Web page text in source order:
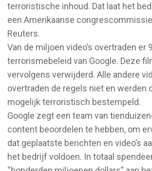
terroristische inhoud. Dat laat het
een Amerikaanse
Reuters.
Van de miljoen video’s overtraden er
terrorismebeleid van Google. Deze
vervolgens verwijderd. Alle andere
overtraden de regels niet en werden
mogelijk terroristisch bestempeld.
Google zegt een team van
content beoordelen te hebben, om
dat geplaatste berichten en video’s
het bedrijf voldoen. In totaal